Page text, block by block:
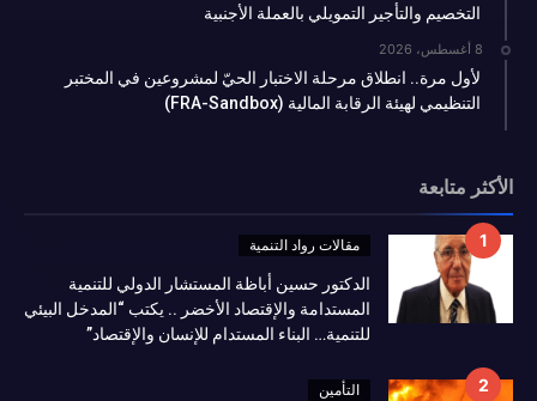
التخصيم والتأجير التمويلي بالعملة الأجنبية
8 أغسطس، 2026
لأول مرة.. انطلاق مرحلة الاختبار الحيّ لمشروعين في المختبر
التنظيمي لهيئة الرقابة المالية (FRA-Sandbox)
الأكثر متابعة
مقالات رواد التنمية
الدكتور حسين أباظة المستشار الدولي للتنمية
المستدامة والإقتصاد الأخضر .. يكتب “المدخل البيئي
للتنمية… البناء المستدام للإنسان والإقتصاد”
التأمين